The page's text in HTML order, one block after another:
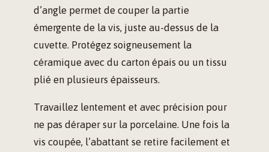
d’angle permet de couper la partie
émergente de la vis, juste au-dessus de la
cuvette. Protégez soigneusement la
céramique avec du carton épais ou un tissu
plié en plusieurs épaisseurs.
Travaillez lentement et avec précision pour
ne pas déraper sur la porcelaine. Une fois la
vis coupée, l’abattant se retire facilement et